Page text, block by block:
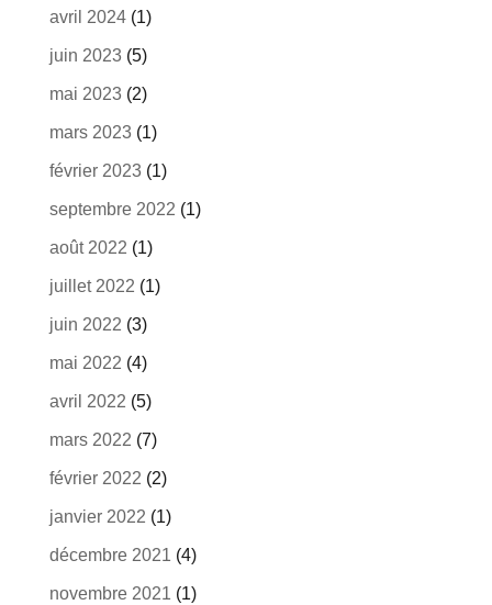
avril 2024(1)
juin 2023(5)
mai 2023(2)
mars 2023(1)
février 2023(1)
septembre 2022 (1)
août 2022 (1)
juillet 2022 (1)
juin 2022 (3)
mai 2022 (4)
avril 2022 (5)
mars 2022 (7)
février 2022 (2)
janvier 2022 (1)
décembre 2021 (4)
novembre 2021 (1)